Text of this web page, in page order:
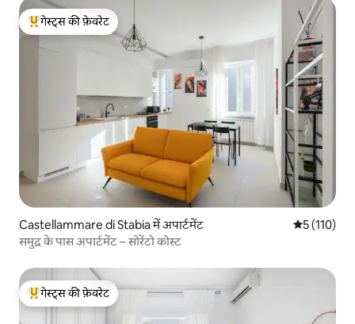
गेस्ट्स का टॉप फ़ेवरेट
गेस्ट्स की फ़ेवरेट
Castellammare di Stabia में अपार्टमेंट औसत रेटिंग 5
5 (110)
समुद्र के पास अपार्टमेंट – सोरेंटो कोस्ट
गेस्ट्स का टॉप फ़ेवरेट
गेस्ट्स की फ़ेवरेट